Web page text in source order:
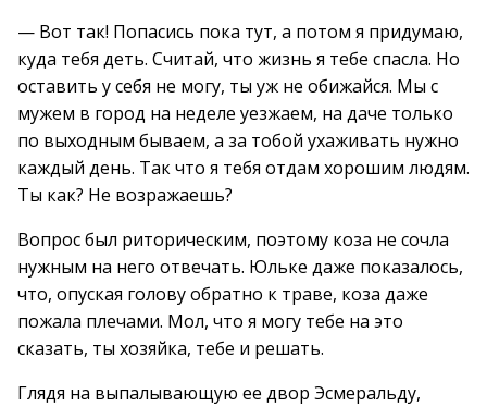
— Вот так! Попасись пока тут, а потом я придумаю,
куда тебя деть. Считай, что жизнь я тебе спасла. Но
оставить у себя не могу, ты уж не обижайся. Мы с
мужем в город на неделе уезжаем, на даче только
по выходным бываем, а за тобой ухаживать нужно
каждый день. Так что я тебя отдам хорошим людям.
Ты как? Не возражаешь?
Вопрос был риторическим, поэтому коза не сочла
нужным на него отвечать. Юльке даже показалось,
что, опуская голову обратно к траве, коза даже
пожала плечами. Мол, что я могу тебе на это
сказать, ты хозяйка, тебе и решать.
Глядя на выпалывающую ее двор Эсмеральду,